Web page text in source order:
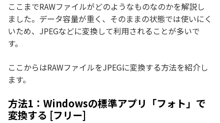
ここまでRAWファイルがどのようなものなのかを解説し
ました。データ容量が重く、そのままの状態では使いにく
いため、JPEGなどに変換して利用されることが多いで
す。
ここからはRAWファイルをJPEGに変換する方法を紹介し
ます。
方法1：Windowsの標準アプリ「フォト」で
変換する [フリー]